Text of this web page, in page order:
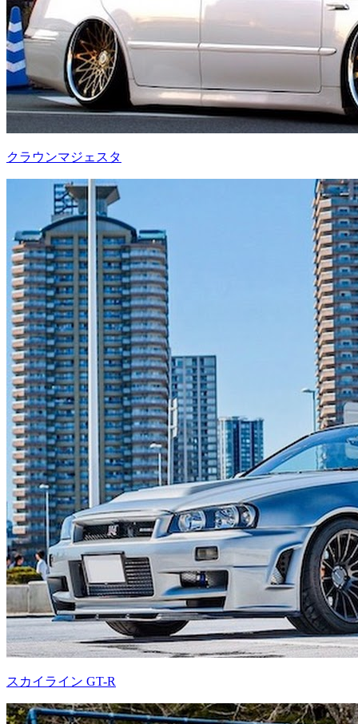
クラウンマジェスタ
スカイライン GT-R